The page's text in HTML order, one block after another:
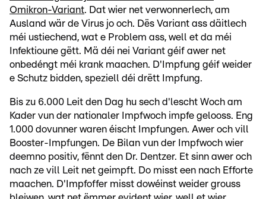
Omikron-Variant. Dat wier net verwonnerlech, am
Ausland wär de Virus jo och. Dës Variant ass däitlech
méi ustiechend, wat e Problem ass, well et da méi
Infektioune gëtt. Mä déi nei Variant géif awer net
onbedéngt méi krank maachen. D'Impfung géif weider
e Schutz bidden, speziell déi drëtt Impfung.
Bis zu 6.000 Leit den Dag hu sech d'lescht Woch am
Kader vun der nationaler Impfwoch impfe gelooss. Eng
1.000 dovunner waren éischt Impfungen. Awer och vill
Booster-Impfungen. De Bilan vun der Impfwoch wier
deemno positiv, fënnt den Dr. Dentzer. Et sinn awer och
nach ze vill Leit net geimpft. Do misst een nach Efforte
maachen. D'Impfoffer misst dowéinst weider grouss